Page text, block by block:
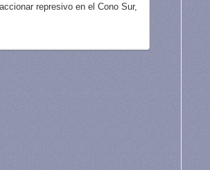
represivo en el Cono Sur,